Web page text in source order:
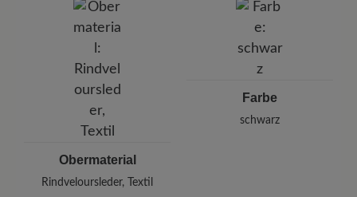
Pleidelsheimer Str. 15/1, 74321 Bietigheim-Bissingen,
E-mail:
kundenbetreuung@baer-schuhe.de
Obermaterial
Rindveloursleder, Textil
Farbe
schwarz